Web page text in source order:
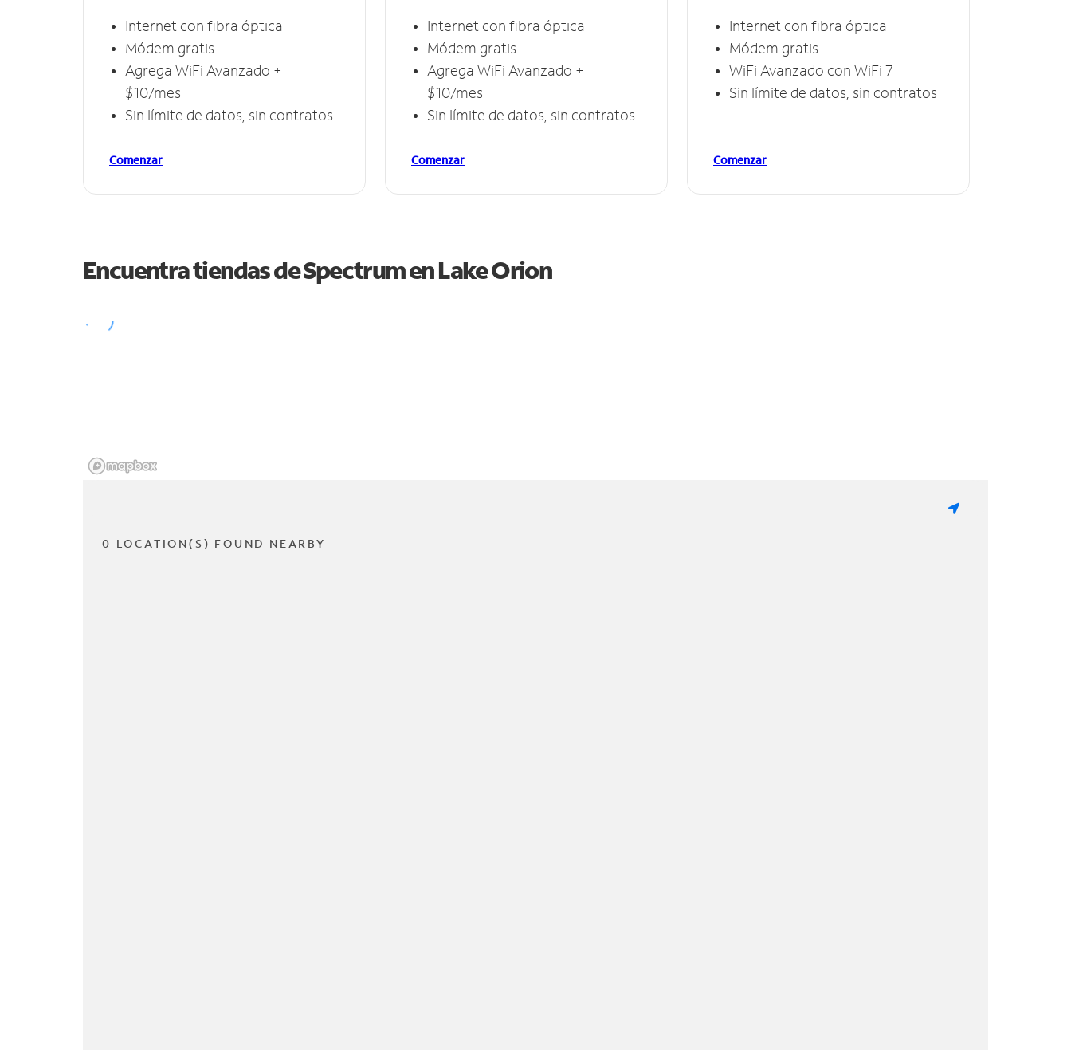
Internet con fibra óptica
Módem gratis
Agrega WiFi Avanzado +
$10/mes
Sin límite de datos, sin contratos
Comenzar
Internet con fibra óptica
Módem gratis
Agrega WiFi Avanzado +
$10/mes
Sin límite de datos, sin contratos
Comenzar
Internet con fibra óptica
Módem gratis
WiFi Avanzado con WiFi 7
Sin límite de datos, sin contratos
Comenzar
Encuentra tiendas de Spectrum enLake Orion
0 LOCATION(S) FOUND NEARBY